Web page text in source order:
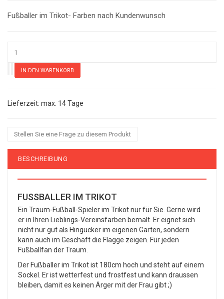
Fußballer im Trikot- Farben nach Kundenwunsch
max. 14 Tage
Stellen Sie eine Frage zu diesem Produkt
BESCHREIBUNG
FUSSBALLER IM TRIKOT
Ein Traum-Fußball-Spieler im Trikot nur für Sie. Gerne wird
er in Ihren Lieblings-Vereinsfarben bemalt. Er eignet sich
nicht nur gut als Hingucker im eigenen Garten, sondern
kann auch im Geschäft die Flagge zeigen. Für jeden
Fußballfan der Traum.
Der Fußballer im Trikot ist 180cm hoch und steht auf einem
Sockel. Er ist wetterfest und frostfest und kann draussen
bleiben, damit es keinen Ärger mit der Frau gibt ;)